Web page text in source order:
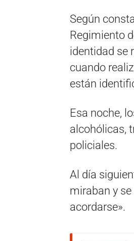
Según
Regimiento
identidad se
cuando
están
Esa noche,
alcohólicas,
policiales.
Al día
miraban y
acordarse».